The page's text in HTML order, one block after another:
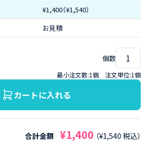
¥1,400（¥1,540）
お見積
個数
最小注文数:1個 注文単位:1個
カートに入れる
合計金額 ¥1,400 （¥1,540 税込）